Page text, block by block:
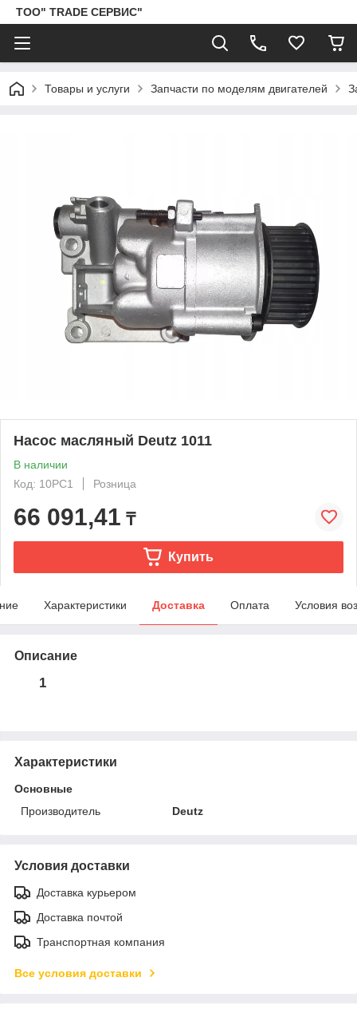
ТОО" TRADE СЕРВИС"
Товары и услуги Запчасти по моделям двигателей
Насос масляный Deutz 1011
В наличии
Код: 10PC1
Розница
66 091,41 ₸
Купить
Характеристики Доставка Оплата Условия
Описание
1
Характеристики
Основные
Производитель
Deutz
Условия доставки
Доставка курьером
Доставка почтой
Транспортная компания
Все условия доставки